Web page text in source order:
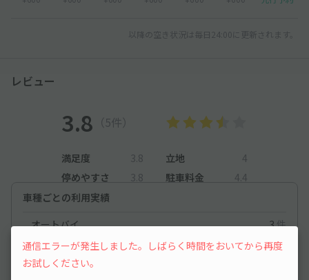
以降の空き状況は毎日24:00に更新されます。
レビュー
3.8 （5件）
満足度 3.8 立地
4
停めやすさ
3.8 駐車料金
4.4
車種ごとの利用実績
オートバイ
3件
軽自動車
196件
コンパクトカー
通信エラーが発生しました。しばらく時間をおいてから再度
お試しください。